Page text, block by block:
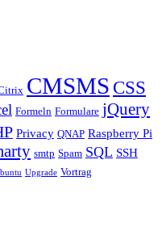
CMSMS CSS
Formeln Formulare jQuery
Privacy QNAP Raspberry Pi
smtp Spam SQL SSH
Upgrade Vortrag